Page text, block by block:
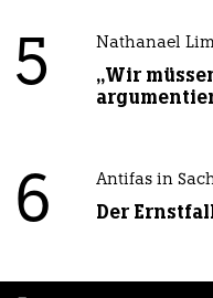
5 Nathanael
„Wir
6 Antifas in
Der